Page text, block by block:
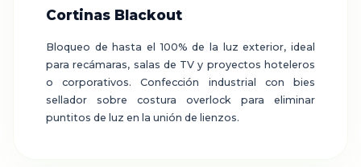
Cortinas Blackout
Bloqueo de hasta el 100% de la luz exterior, ideal
para recámaras, salas de TV y proyectos hoteleros
o corporativos. Confección industrial con bies
sellador sobre costura overlock para eliminar
puntitos de luz en la unión de lienzos.